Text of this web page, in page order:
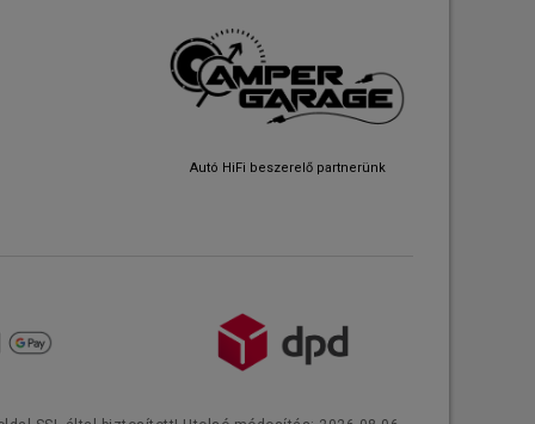
Autó HiFi beszerelő partnerünk